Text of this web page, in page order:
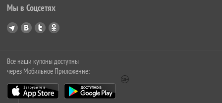
Мы в Соцсетях
Все наши купоны доступны
через Мобильное Приложение: